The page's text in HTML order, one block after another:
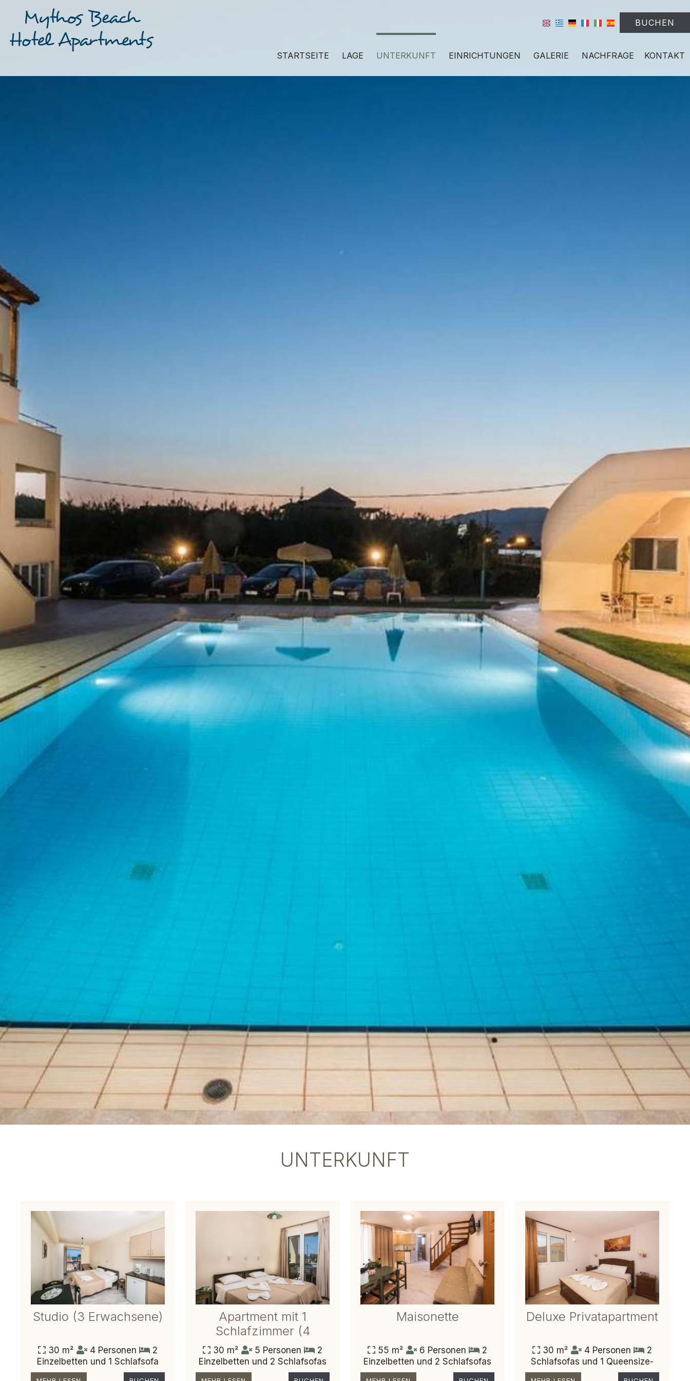
BUCHEN
STARTSEITE LAGE UNTERKUNFT EINRICHTUNGEN GALERIE NACHFRAGE KONTAKT
UNTERKUNFT
Studio (3 Erwachsene)
30 m² 4 Personen
2
Einzelbetten und 1 Schlafsofa
Apartment mit 1
Schlafzimmer (4
Erwachsene)
30 m² 5 Personen
2
Einzelbetten und 2 Schlafsofas
Maisonette
55 m² 6 Personen
2
Einzelbetten und 2 Schlafsofas
Deluxe Privatapartment
30 m² 4 Personen
2
Schlafsofas und 1 Queensize-